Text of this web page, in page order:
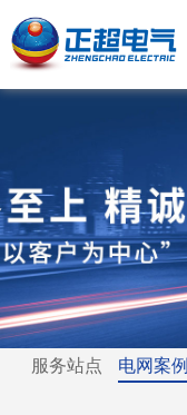
服务站点 电网案例